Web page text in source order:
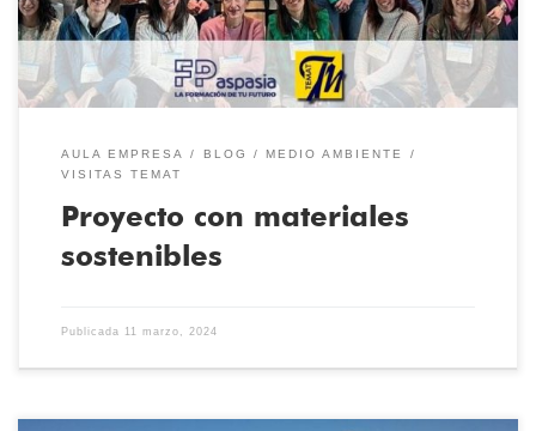
un cartel con las […]
AULA EMPRESA BLOG
MEDIO AMBIENTE
VISITAS TEMAT
Proyecto con materiales
sostenibles
Publicada 11 marzo, 2024